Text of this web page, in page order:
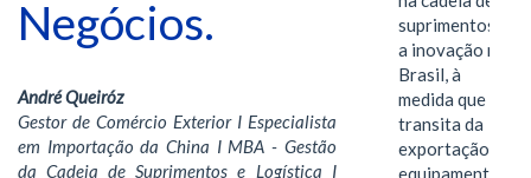
Negócios.
André Queiróz
Gestor de Comércio Exterior I Especialista
em Importação da China I MBA - Gestão
da Cadeia de Suprimentos e Logística I
suprimentos e
a inovação no
Brasil, à
medida que
transita da
exportação de
equipamentos